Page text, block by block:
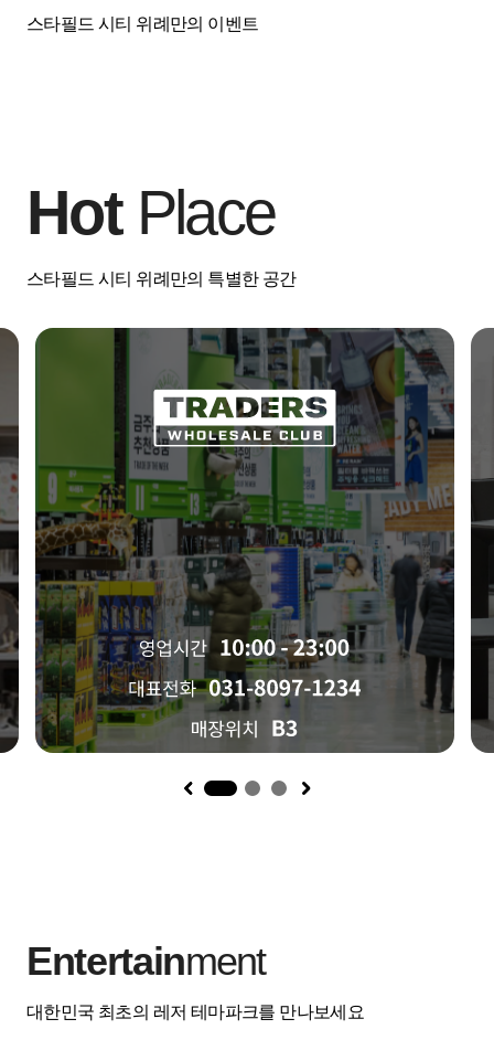
스타필드 시티 위례만의 이벤트
HotPlace
스타필드 시티 위례만의 특별한 공간
1
Entertainment
대한민국 최초의 레저 테마파크를 만나보세요